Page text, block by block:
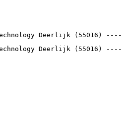
Technology Deerlijk
Deerlijk (55016)